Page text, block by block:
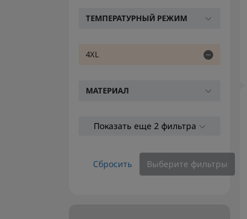
ТЕМПЕРАТУРНЫЙ РЕЖИМ
4XL
МАТЕРИАЛ
Показать еще 2 фильтра
Сбросить Выберите фильтры